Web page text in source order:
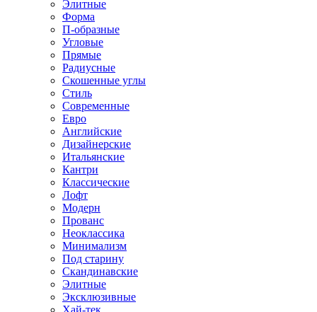
Элитные
Форма
П-образные
Угловые
Прямые
Радиусные
Скошенные углы
Стиль
Современные
Евро
Английские
Дизайнерские
Итальянские
Кантри
Классические
Лофт
Модерн
Прованс
Неоклассика
Минимализм
Под старину
Скандинавские
Элитные
Эксклюзивные
Хай-тек